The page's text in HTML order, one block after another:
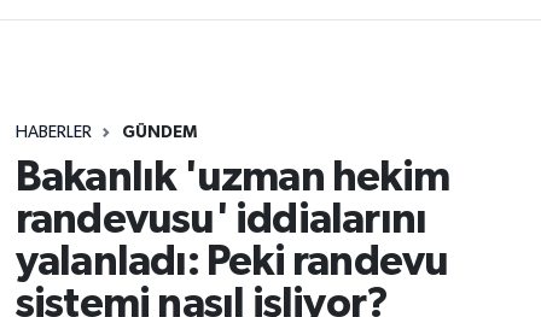
HABERLER GÜNDEM
Bakanlık 'uzman hekim
randevusu' iddialarını
yalanladı: Peki randevu
sistemi nasıl işliyor?
Atamalar
Mevzuat
Sendika
Tüm Manşetler
Son Dakika Haberleri
Haber Arşivi